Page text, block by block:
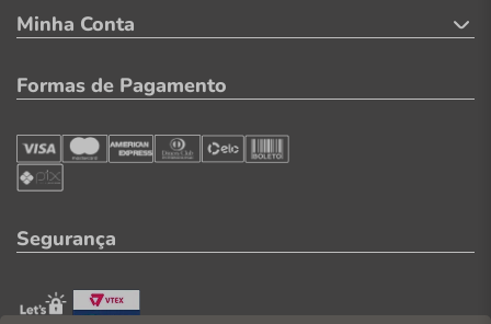
Minha Conta
Formas de Pagamento
Segurança